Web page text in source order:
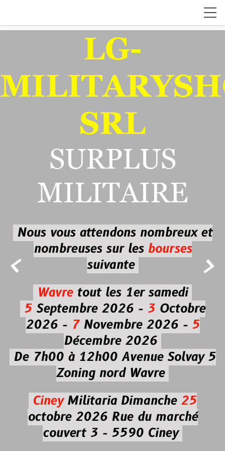
 
LG-
SRL
SURPLUS
MILITAIRE
Nous vous attendons nombreux et
nombreuses sur les bourses
suivante
Wavretout les 1er samedi
5Septembre 2026 - 3Octobre
2026 -7Novembre 2026 - 5
Décembre 2026
De 7h00 à 12h00 Avenue Solvay 5
Zoning nord Wavre
CineyMilitaria Dimanche 25
octobre 2026Rue du marché
couvert 3 - 5590 Ciney